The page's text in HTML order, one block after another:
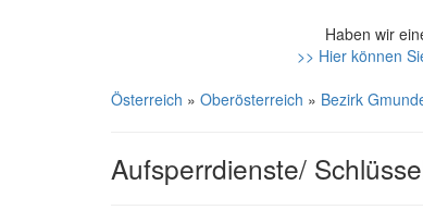
Haben wir
>> Hier können
Österreich » Oberösterreich » Bezirk
Aufsperrdienste/